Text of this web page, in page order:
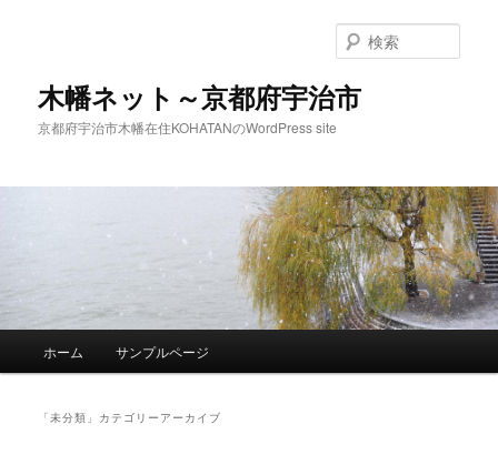
木幡ネット～京都府宇治市
京都府宇治市木幡在住KOHATANのWordPress site
索
メ
サ
ホーム サンプルページ
「未分類 」カテゴリーアーカイブ